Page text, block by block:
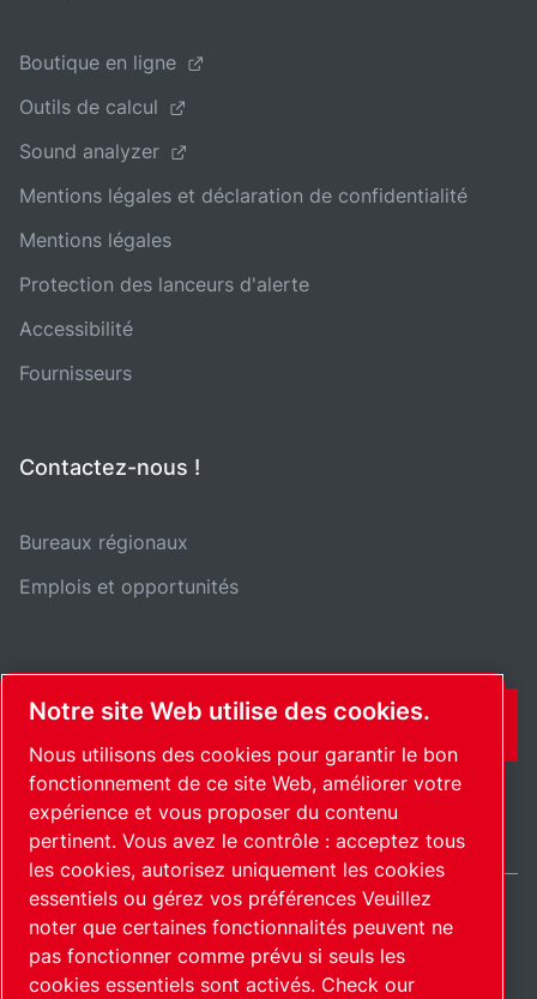
Boutique en ligne
Outils de calcul
Sound analyzer
Mentions légales et déclaration de confidentialité
Mentions légales
Protection des lanceurs d'alerte
Accessibilité
Fournisseurs
Contactez-nous !
Bureaux régionaux
Emplois et opportunités
CONTACT
Plan du siteGérer les cookies© 2026 Copyright.
International / FR
Notre site Web utilise des cookies.
Nous utilisons des cookies pour garantir le bon
fonctionnement de ce site Web, améliorer votre
expérience et vous proposer du contenu
pertinent. Vous avez le contrôle : acceptez tous
les cookies, autorisez uniquement les cookies
essentiels ou gérez vos préférences Veuillez
noter que certaines fonctionnalités peuvent ne
pas fonctionner comme prévu si seuls les
cookies essentiels sont activés. Check our